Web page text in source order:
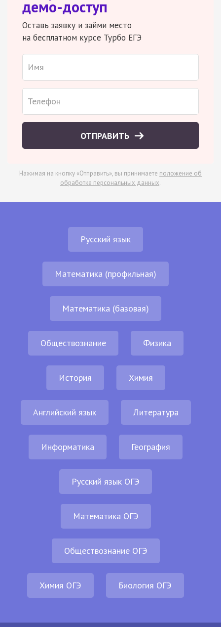
демо-доступ
Оставь заявку и займи место
на бесплатном курсе Турбо ЕГЭ
ОТПРАВИТЬ
Нажимая на кнопку «Отправить», вы принимаете положение об
обработке персональных данных.
Русский язык
Математика (профильная)
Математика (базовая)
Обществознание Физика
История Химия
Английский язык Литература
Информатика География
Русский язык ОГЭ
Математика ОГЭ
Обществознание ОГЭ
Химия ОГЭ Биология ОГЭ